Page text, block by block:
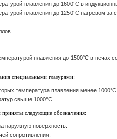
плавления до 1600°C в
плавления до 1250°C нагревом за
плавления до 1500°C в печах
специальными глазурями:
температура плавления менее 1000°C.
свыше 1000°C.
приняты следующие обозначения:
наружную поверхность.
сопротивления.